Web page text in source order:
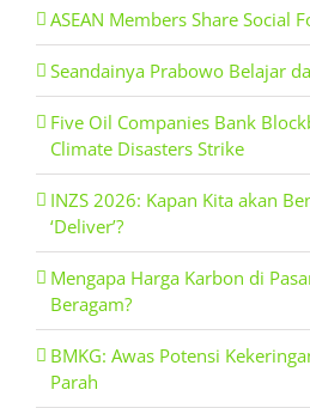
ASEAN Members Share Social
Seandainya Prabowo Belajar
Five Oil Companies Bank
Climate Disasters Strike
INZS 2026: Kapan Kita akan
‘Deliver’?
Mengapa Harga Karbon di
Beragam?
BMKG: Awas Potensi
Parah